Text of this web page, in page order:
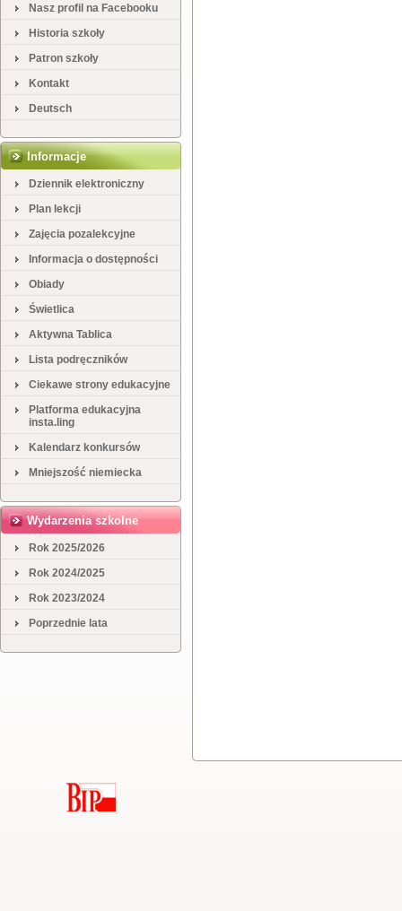
Nasz profil na Facebooku
Historia szkoły
Patron szkoły
Kontakt
Deutsch
Informacje
Dziennik elektroniczny
Plan lekcji
Zajęcia pozalekcyjne
Informacja o dostępności
Obiady
Świetlica
Aktywna Tablica
Lista podręczników
Ciekawe strony edukacyjne
Platforma edukacyjna
insta.ling
Kalendarz konkursów
Mniejszość niemiecka
Wydarzenia szkolne
Rok 2025/2026
Rok 2024/2025
Rok 2023/2024
Poprzednie lata